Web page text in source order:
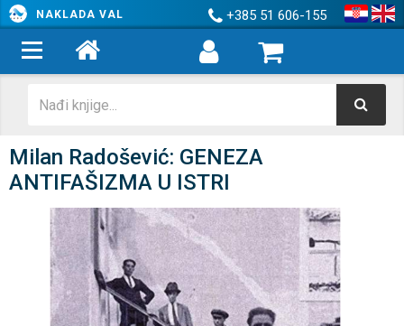
NAKLADA VAL +385 51 606-155
Milan Radošević: GENEZA
ANTIFAŠIZMA U ISTRI